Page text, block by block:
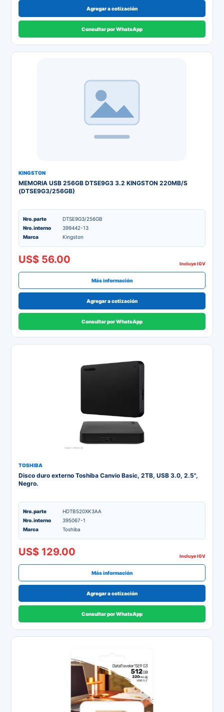
Agregar a cotización
Consultar por WhatsApp
KINGSTON
MEMORIA USB 256GB DTSE9G3 3.2 KINGSTON 220MB/S
(DTSE9G3/256GB)
Nro. parte
DTSE9G3/256GB
Nro. interno
399442-13
Marca
Kingston
US$ 56.00 Incluye IGV
Más información
Agregar a cotización
Consultar por WhatsApp
TOSHIBA
Disco duro externo Toshiba Canvio Basic, 2TB, USB 3.0, 2.5",
Negro.
Nro. parte
HDTB520XK3AA
Nro. interno
395067-1
Marca
Toshiba
US$ 129.00 Incluye IGV
Más información
Agregar a cotización
Consultar por WhatsApp